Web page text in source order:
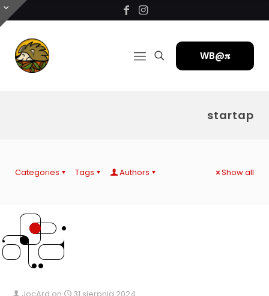
WB@𝛑
startap
Categories Tags Authors Show all